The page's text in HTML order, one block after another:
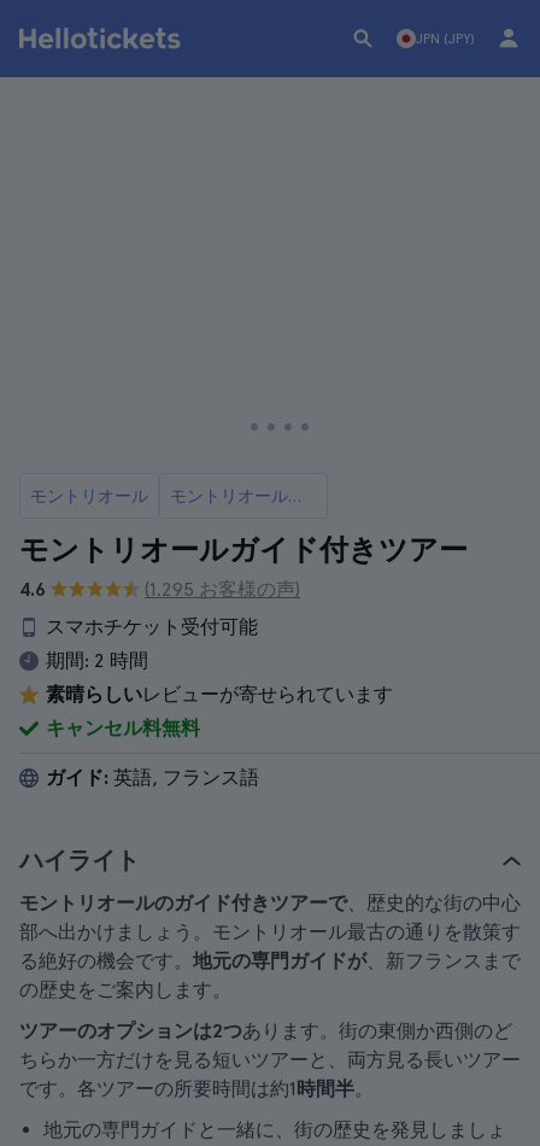
JPN (JPY)
モントリオール モントリオールの観光ツアー6選
モントリオールガイド付きツアー
4.6
(1.295 お客様の声)
スマホチケット受付可能
期間: 2 時間
素晴らしいレビューが寄せられています
キャンセル料無料
ガイド: 英語, フランス語
ハイライト
モントリオールのガイド付きツアーで、歴史的な街の中心
部へ出かけましょう。モントリオール最古の通りを散策す
る絶好の機会です。 地元の専門ガイドが、新フランスまで
の歴史をご案内します。
ツアーのオプションは2つあります。街の東側か西側のど
ちらか一方だけを見る短いツアーと、両方見る長いツアー
です。各ツアーの所要時間は約1時間半。
地元の専門ガイドと一緒に、街の歴史を発見しましょ